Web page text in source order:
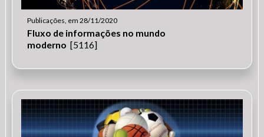
Publicações, em 28/11/2020
Fluxo de informações no mundo
moderno [5116]